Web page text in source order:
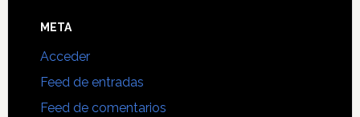
META
Acceder
Feed de entradas
Feed de comentarios